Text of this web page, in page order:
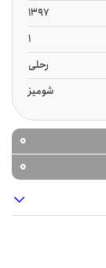
1397
1
رحلی
شومیز
0
0